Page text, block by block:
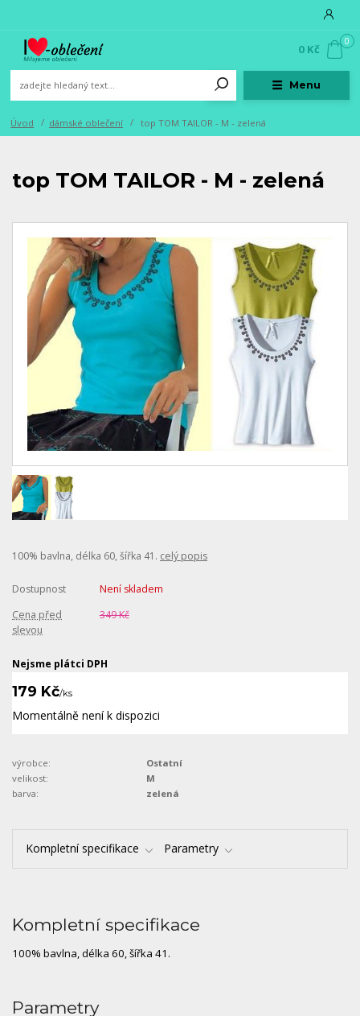
Menu
0
0 Kč
Úvod dámské oblečení top TOM TAILOR - M - zelená
top TOM TAILOR - M - zelená
100% bavlna, délka 60, šířka 41. celý popis
Dostupnost
Není skladem
Cena před
slevou
349 Kč
Nejsme plátci DPH
179 Kč/ks
Momentálně není k dispozici
výrobce:
Ostatní
velikost:
M
barva:
zelená
Kompletní specifikace Parametry
Kompletní specifikace
100% bavlna, délka 60, šířka 41.
Parametry